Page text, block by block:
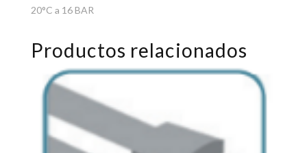
20°C a 16 BAR
Productos relacionados